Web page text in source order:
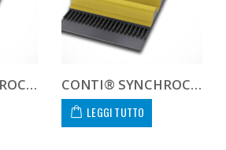
CONTI® SYNCHROCHAIN CARBON CTD 14M 1344 68 C CONTI® SYNCHROCHAIN CARBON CTD 14M 1344 90 C
LEGGI TUTTO